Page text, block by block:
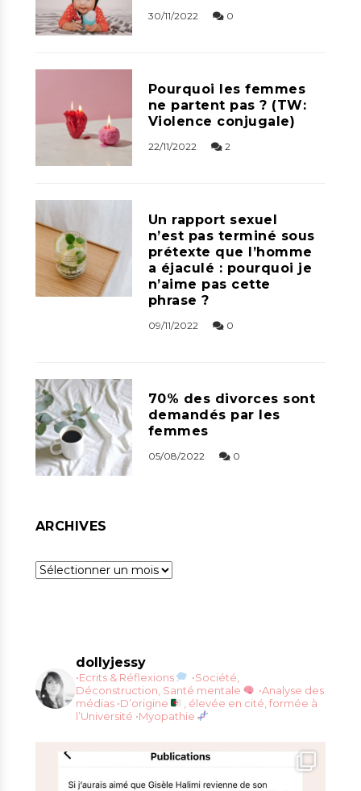
30/11/2022 0
Pourquoi les femmes
ne partent pas ? (TW:
Violence conjugale)
22/11/2022 2
Un rapport sexuel
n’est pas terminé sous
prétexte que l’homme
a éjaculé : pourquoi je
n’aime pas cette
phrase ?
09/11/2022 0
70% des divorces sont
demandés par les
femmes
05/08/2022 0
ARCHIVES
Archives
dollyjessy
•Ecrits & Réflexions
•Société,
Déconstruction, Santé mentale
•Analyse des
médias •D’origine
, élevée en cité, formée à
l’Université •Myopathie